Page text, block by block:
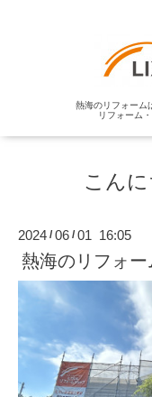
熱海のリフォーム
リフォーム
こん
2024 /06 /01 16:05
熱海のリフォー